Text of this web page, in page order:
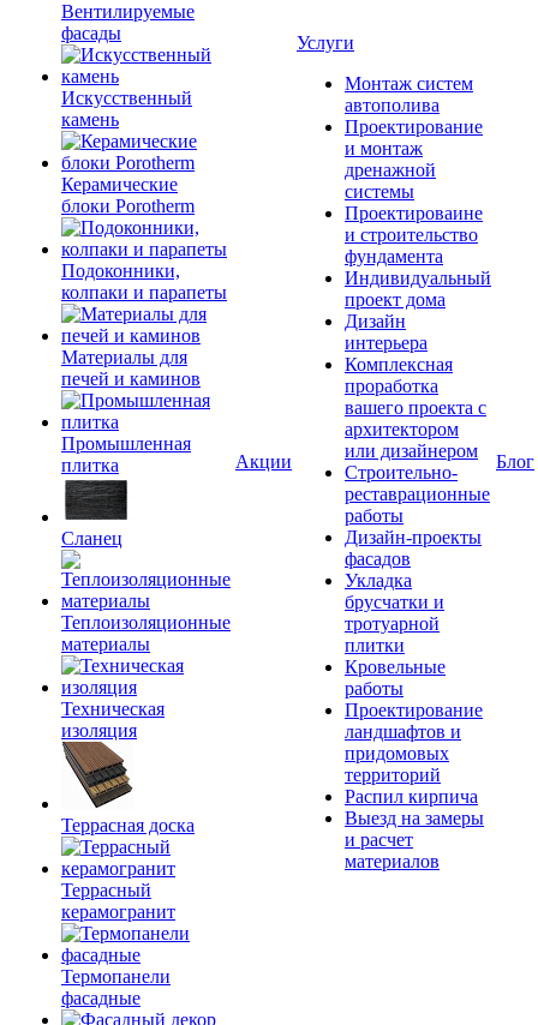
Вентилируемые
фасады
Искусственный
камень
Керамические
блоки Porotherm
Подоконники,
колпаки и парапеты
Материалы для
печей и каминов
Промышленная
плитка
Сланец
Теплоизоляционные
материалы
Техническая
изоляция
Террасная доска
Террасный
керамогранит
Термопанели
фасадные
Акции
Услуги
Монтаж систем
автополива
Проектирование
и монтаж
дренажной
системы
Проектироваине
и строительство
фундамента
Индивидуальный
проект дома
Дизайн
интерьера
Комплексная
проработка
вашего проекта с
архитектором
или дизайнером
Строительно-
реставрационные
работы
Дизайн-проекты
фасадов
Укладка
брусчатки и
тротуарной
плитки
Кровельные
работы
Проектирование
ландшафтов и
придомовых
территорий
Распил кирпича
Выезд на замеры
и расчет
материалов
Блог